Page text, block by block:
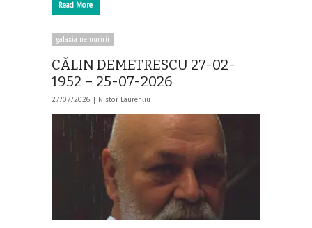
Read More
galaxia nemuririi
CĂLIN DEMETRESCU 27-02-
1952 – 25-07-2026
27/07/2026 | Nistor Laurențiu